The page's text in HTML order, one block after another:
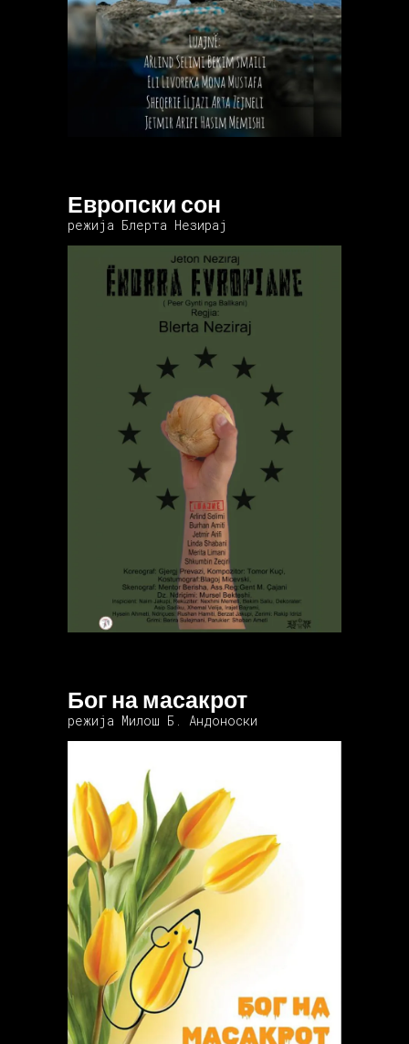
Европски сон
режија Блерта Незирај
Бог на масакрот
режија Милош Б. Андоноски